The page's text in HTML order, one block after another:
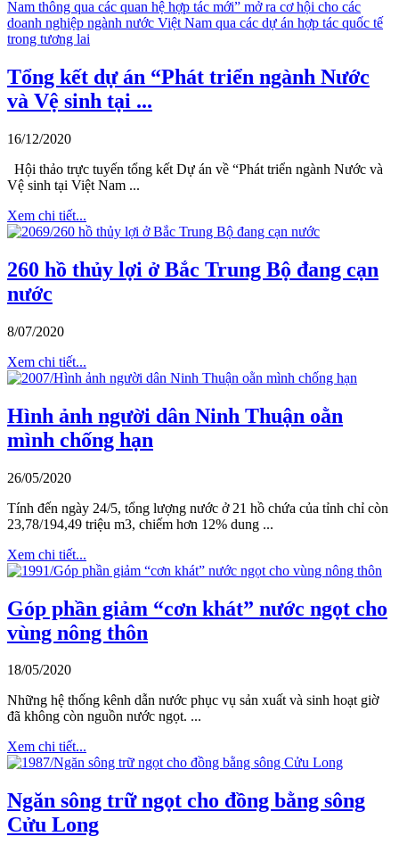
Tổng kết dự án “Phát triển ngành Nước
và Vệ sinh tại ...
16/12/2020
Hội thảo trực tuyến tổng kết Dự án về “Phát triển ngành Nước và
Vệ sinh tại Việt Nam ...
Xem chi tiết...
260 hồ thủy lợi ở Bắc Trung Bộ đang cạn
nước
8/07/2020
Xem chi tiết...
Hình ảnh người dân Ninh Thuận oằn
mình chống hạn
26/05/2020
Tính đến ngày 24/5, tổng lượng nước ở 21 hồ chứa của tỉnh chỉ còn
23,78/194,49 triệu m3, chiếm hơn 12% dung ...
Xem chi tiết...
Góp phần giảm “cơn khát” nước ngọt cho
vùng nông thôn
18/05/2020
Những hệ thống kênh dẫn nước phục vụ sản xuất và sinh hoạt giờ
đã không còn nguồn nước ngọt. ...
Xem chi tiết...
Ngăn sông trữ ngọt cho đồng bằng sông
Cửu Long